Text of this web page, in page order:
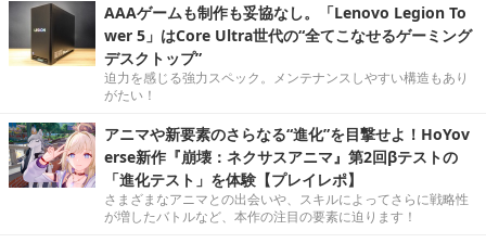
AAAゲームも制作も妥協なし。「Lenovo Legion To
wer 5」はCore Ultra世代の“全てこなせるゲーミング
デスクトップ”
迫力を感じる強力スペック。メンテナンスしやすい構造もあり
がたい！
アニマや新要素のさらなる“進化”を目撃せよ！HoYov
erse新作『崩壊：ネクサスアニマ』第2回βテストの
「進化テスト」を体験【プレイレポ】
さまざまなアニマとの出会いや、スキルによってさらに戦略性
が増したバトルなど、本作の注目の要素に迫ります！